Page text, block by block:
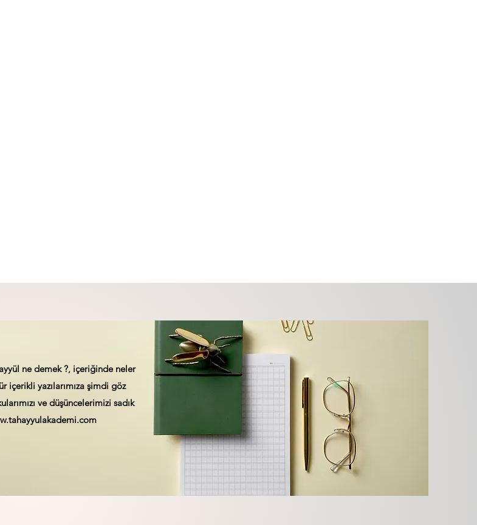
ne demek ?, içeriğinde neler
içerikli yazılarımıza şimdi göz
ve düşüncelerimizi sadık